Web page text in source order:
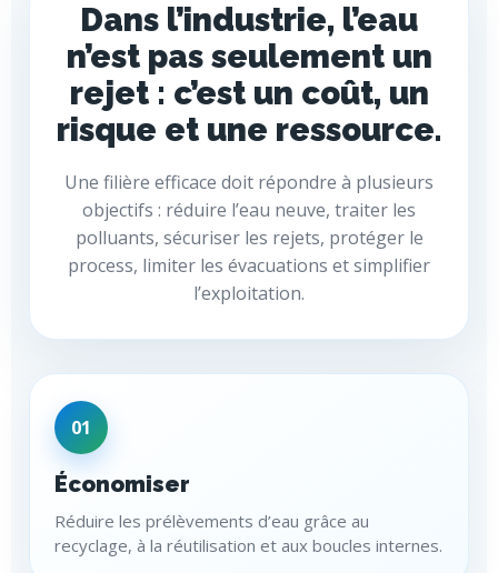
Dans l’industrie, l’eau
n’est pas seulement un
rejet : c’est un coût, un
risque et une ressource.
Une filière efficace doit répondre à plusieurs
objectifs : réduire l’eau neuve, traiter les
polluants, sécuriser les rejets, protéger le
process, limiter les évacuations et simplifier
l’exploitation.
01
Économiser
Réduire les prélèvements d’eau grâce au
recyclage, à la réutilisation et aux boucles internes.